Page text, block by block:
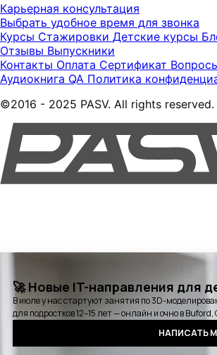
Карьерная консультация
Выбрать удобное время для звонка
Курсы Стажировки Детские курсы
Отзывы Выпускники
Контакты Оплата Сертификат
Аудиокнига QA Политика
©2016 - 2025 PASV. All rights reserved.